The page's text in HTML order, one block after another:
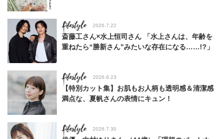
Lifestyle 2026.7.22
斎藤工さん×水上恒司さん 「水上さんは、年齢を
重ねたら“勝新さん”みたいな存在になる……!?」
Lifestyle 2026.6.23
【特別カット集】お肌もお人柄も透明感＆清潔感
満点な、夏帆さんの表情にキュン！
Lifestyle 2026.7.30